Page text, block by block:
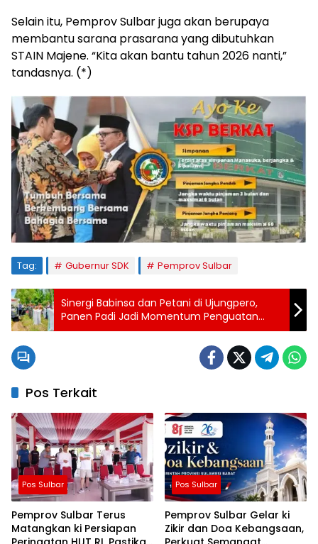
Selain itu, Pemprov Sulbar juga akan berupaya
membantu sarana prasarana yang dibutuhkan
STAIN Majene. “Kita akan bantu tahun 2026 nanti,”
tandasnya. (*)
Tag: Gubernur SDK Pemprov Sulbar
Sinergi Babinsa dan Petani di Ujungpero,
Panen Padi Jadi Momentum Penguatan
Ketahanan Pangan
Pos Terkait
Pos Sulbar
Pemprov Sulbar Terus
Matangkan ki Persiapan
Pos Sulbar
Pemprov Sulbar Gelar ki
Zikir dan Doa Kebangsaan,